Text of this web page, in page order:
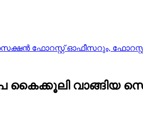
ഫോറസ്റ്റ് ഓഫീസറും,
കൈക്കൂലി വാങ്ങിയ